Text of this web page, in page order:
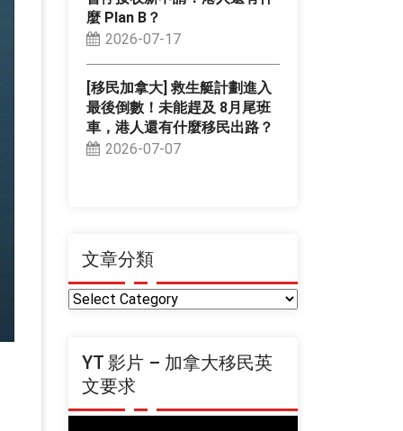
麼 Plan B？
2026-07-17
[移民加拿大] 救生艇計劃進入
最後倒數！未能趕及 8月尾班
車，港人還有什麼移民出路？
2026-07-07
文章分類
文
YT 影片 – 加拿大移民英
文要求